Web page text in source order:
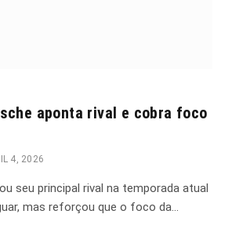
aponta rival e cobra foco
4, 2026
seu principal rival na temporada atual
mas reforçou que o foco da…